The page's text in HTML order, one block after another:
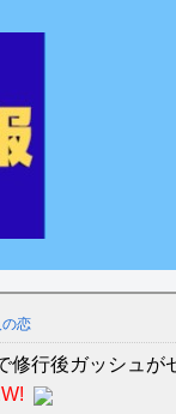
恋
修行後ガッシュ